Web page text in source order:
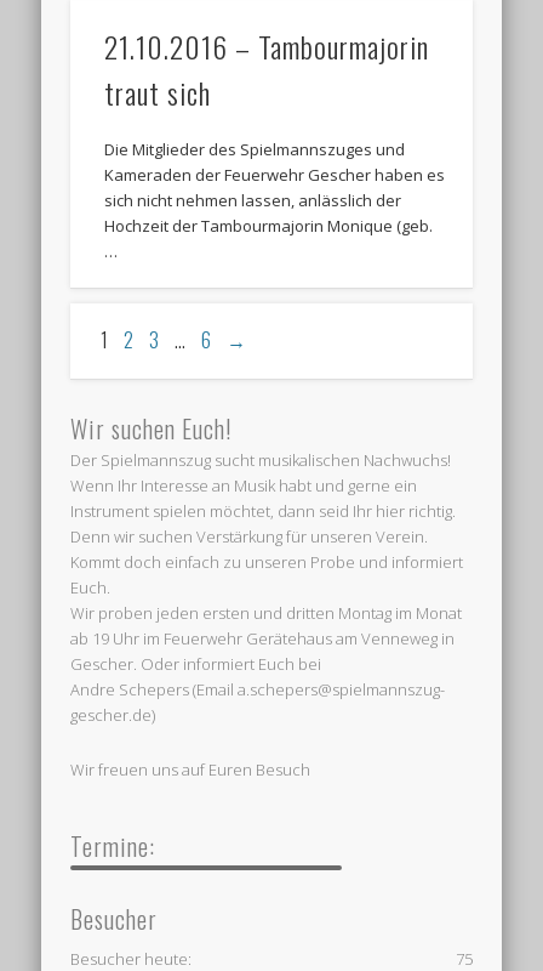
21.10.2016 – Tambourmajorin
traut sich
Die Mitglieder des Spielmannszuges und
Kameraden der Feuerwehr Gescher haben es
sich nicht nehmen lassen, anlässlich der
Hochzeit der Tambourmajorin Monique (geb.
…
1 2 3 … 6 →
Wir suchen Euch!
Der Spielmannszug sucht musikalischen Nachwuchs!
Wenn Ihr Interesse an Musik habt und gerne ein
Instrument spielen möchtet, dann seid Ihr hier richtig.
Denn wir suchen Verstärkung für unseren Verein.
Kommt doch einfach zu unseren Probe und informiert
Euch.
Wir proben jeden ersten und dritten Montag im Monat
ab 19 Uhr im Feuerwehr Gerätehaus am Venneweg in
Gescher. Oder informiert Euch bei
Andre Schepers (Email a.schepers@spielmannszug-
gescher.de)
Wir freuen uns auf Euren Besuch
Termine:
Besucher
75
Besucher heute: